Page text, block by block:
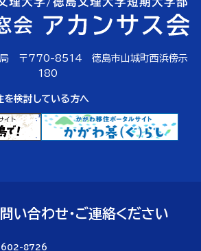
局 〒770-8514 徳島市山城町西浜傍示
180
を検討している方へ
い合わせ・ご連絡ください
602-8726